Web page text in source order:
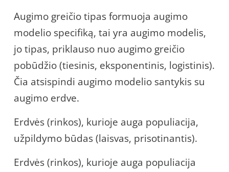
Augimo greičio tipas formuoja augimo
modelio specifiką, tai yra augimo modelis,
jo tipas, priklauso nuo augimo greičio
pobūdžio (tiesinis, eksponentinis, logistinis).
Čia atsispindi augimo modelio santykis su
augimo erdve.
Erdvės (rinkos), kurioje auga populiacija,
užpildymo būdas (laisvas, prisotinantis).
Erdvės (rinkos), kurioje auga populiacija